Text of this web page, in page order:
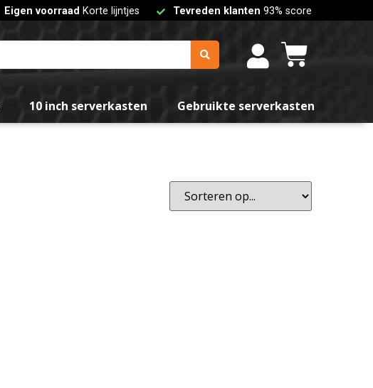
Eigen voorraad Korte lijntjes Tevreden klanten 93% score
10 inch serverkasten Gebruikte serverkasten
Filteren